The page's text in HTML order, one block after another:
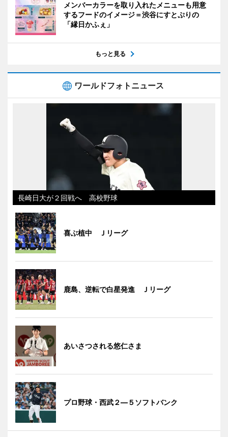
メンバーカラーを取り入れたメニューも用意
するフードのイメージ＝渋谷にすとぷりの
「縁日かふぇ」
もっと見る
ワールドフォトニュース
長崎日大が２回戦へ 高校野球
喜ぶ植中 Ｊリーグ
鹿島、逆転で白星発進 Ｊリーグ
あいさつされる悠仁さま
プロ野球・西武２―５ソフトバンク